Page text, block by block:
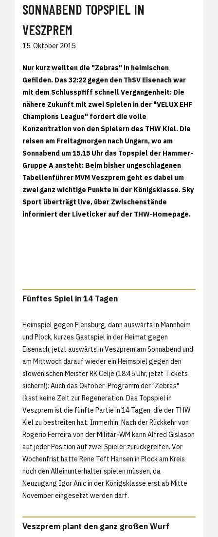
SONNABEND TOPSPIEL IN
VESZPREM
15. Oktober 2015
Nur kurz weilten die "Zebras" in heimischen
Gefilden. Das 32:22 gegen den ThSV Eisenach war
mit dem Schlusspfiff schnell Vergangenheit: Die
nähere Zukunft mit zwei Spielen in der "VELUX EHF
Champions League" fordert die volle
Konzentration von den Spielern des THW Kiel. Die
reisen am Freitagmorgen nach Ungarn, wo am
Sonnabend um 15.15 Uhr das Topspiel der Hammer-
Gruppe A ansteht: Beim bisher ungeschlagenen
Tabellenführer MVM Veszprem geht es dabei um
zwei ganz wichtige Punkte in der Königsklasse. Sky
Sport überträgt live, über Zwischenstände
informiert der Liveticker auf der THW-Homepage.
Fünftes Spiel in 14 Tagen
Heimspiel gegen Flensburg, dann auswärts in Mannheim
und Plock, kurzes Gastspiel in der Heimat gegen
Eisenach, jetzt auswärts in Veszprem am Sonnabend und
am Mittwoch darauf wieder ein Heimspiel gegen den
slowenischen Meister RK Celje (18:45 Uhr, jetzt Tickets
sichern!): Auch das Oktober-Programm der "Zebras"
lässt keine Zeit zur Regeneration. Das Topspiel in
Veszprem ist die fünfte Partie in 14 Tagen, die der THW
Kiel zu bestreiten hat. Immerhin: Nach der Rückkehr von
Rogerio Ferreira von der Militär-WM kann Alfred Gislason
auf jeder Position auf zwei Spieler zurückgreifen. Vor
Wochenfrist hatte Rene Toft Hansen in Plock am Kreis
noch den Alleinunterhalter spielen müssen, da
Neuzugang Igor Anic in der Königsklasse erst ab Mitte
November eingesetzt werden darf.
Veszprem plant den ganz großen Wurf